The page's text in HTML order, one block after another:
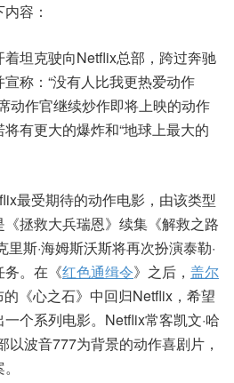
容：
坦克驶向Netflix总部，跨过奔驰
称：“没有人比我更热爱动作
动作官继续炒作即将上映的动作
有更大的爆炸和“地球上最大的
最受期待的动作电影，由该类型
拯救大兵瑞恩》续集《解救之路
斯·海姆斯沃斯将再次扮演泰勒·
务。在《红色通缉令》之后， 盖尔
《心之石》中回归Netflix，希望
个系列电影。Netflix常客凯文·哈
以波音777为背景的动作喜剧片，